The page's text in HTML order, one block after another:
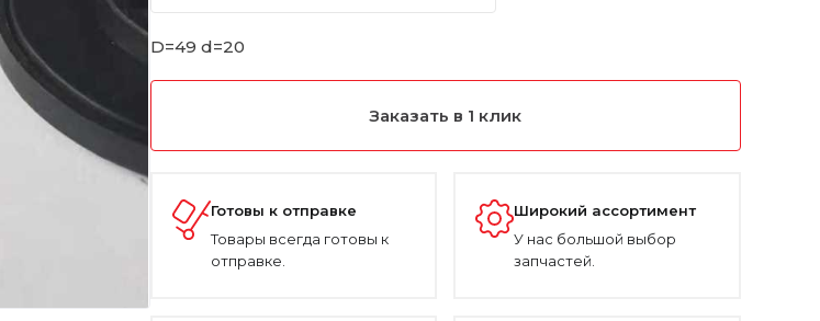
D=49 d=20
Заказать в 1 клик
Готовы к отправке
Товары всегда готовы к
отправке.
Широкий ассортимент
У нас большой выбор
запчастей.